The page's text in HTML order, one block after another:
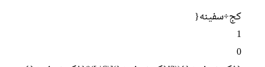
کج÷سفينه{
1
0